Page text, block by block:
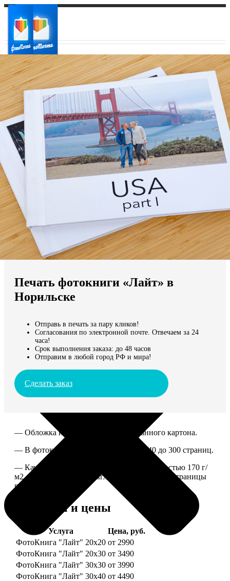
Ваш город:
Ваш регион доставки
Выберите из списка:
Мы доставляем по всему миру
Продолжить без города
Печать фотокниги «Лайт» в
Норильске
Отправь в печать за пару кликов!
Согласования по электронной почте. Отвечаем за 24
часа!
Срок выполнения заказа: до 48 часов
Отправим в любой город РФ и мира!
Сделать заказ
— Обложка из твердого ламинированного картона.
— В фотокниге можно разместить от 40 до 300 страниц.
— Качественная мелованная бумага плотностью 170 г/
м2, то есть страницы выглядят, как плотные страницы
глянцевого журнала.
Форматы и цены
Услуга
Цена, руб.
ФотоКнига "Лайт" 20x20 от 2990
ФотоКнига "Лайт" 20x30 от 3490
ФотоКнига "Лайт" 30x30 от 3990
ФотоКнига "Лайт" 30x40 от 4490